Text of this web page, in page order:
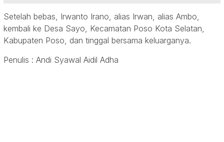
Setelah bebas, Irwanto Irano, alias Irwan, alias Ambo,
kembali ke Desa Sayo, Kecamatan Poso Kota Selatan,
Kabupaten Poso, dan tinggal bersama keluarganya.
Penulis : Andi Syawal Aidil Adha